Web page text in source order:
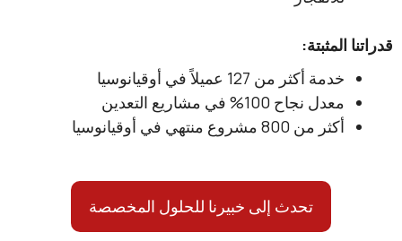
خدمة أكثر من 127 عميلاً في أوقيانوسيا
معدل نجاح 100% في مشاريع التعدين
أكثر من 800 مشروع منتهي في أوقيانوسيا
تحدث إلى خبيرنا للحلول المخصصة